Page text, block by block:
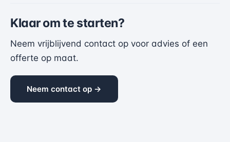
Klaar om te starten?
Neem vrijblijvend contact op voor advies of een
offerte op maat.
Neem contact op →